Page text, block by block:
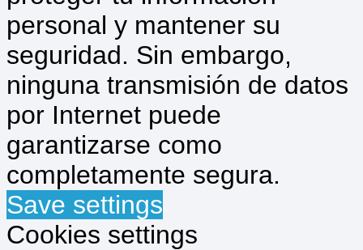
personal y mantener su
seguridad. Sin embargo,
ninguna transmisión de datos
por Internet puede
garantizarse como
completamente segura.
Save settings
Cookies settings